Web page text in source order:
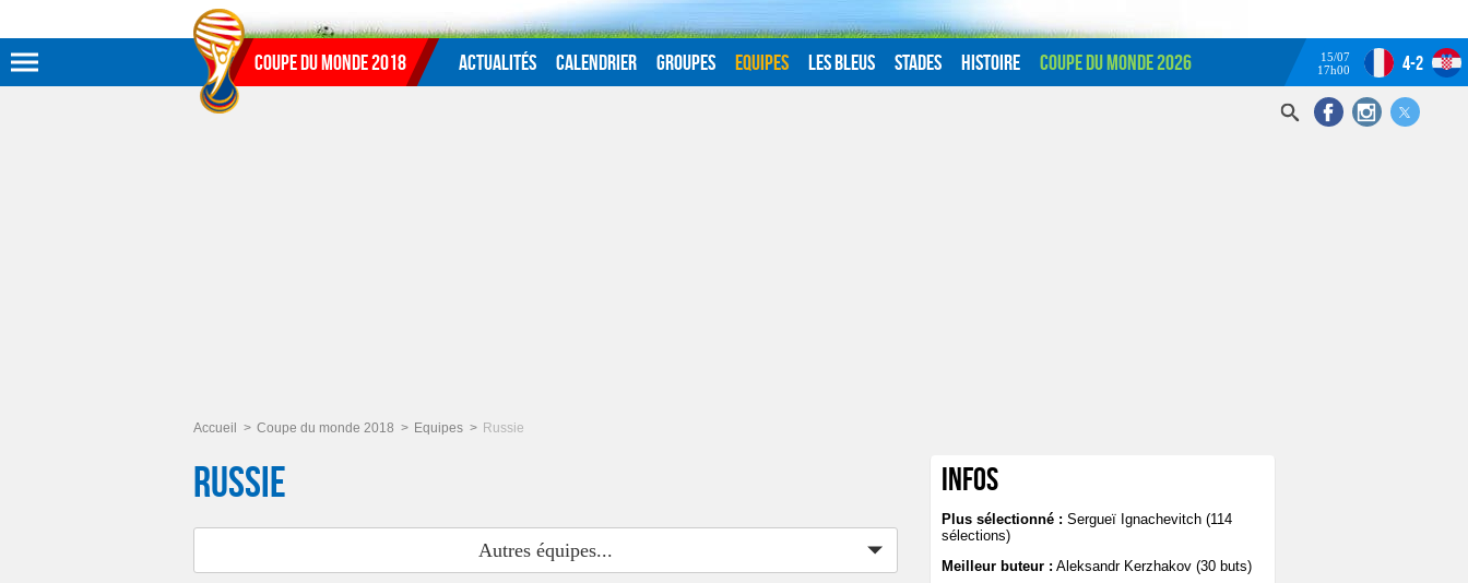
Aller au menu
Coupe du monde 2018 Actualités Calendrier Groupes Equipes Les Bleus Stades Histoire Coupe du monde 2026
15/07
17h00
4-2
Accueil Coupe du monde 2018 Equipes Russie
Russie
Autres équipes...
Infos
Plus sélectionné : Sergueï Ignachevitch (114
sélections)
Meilleur buteur : Aleksandr Kerzhakov (30 buts)